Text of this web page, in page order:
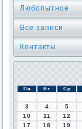
Любопытное
Все записи
Контакты
Пн Вт Ср
3
4 5
10
11 12
17
18 19